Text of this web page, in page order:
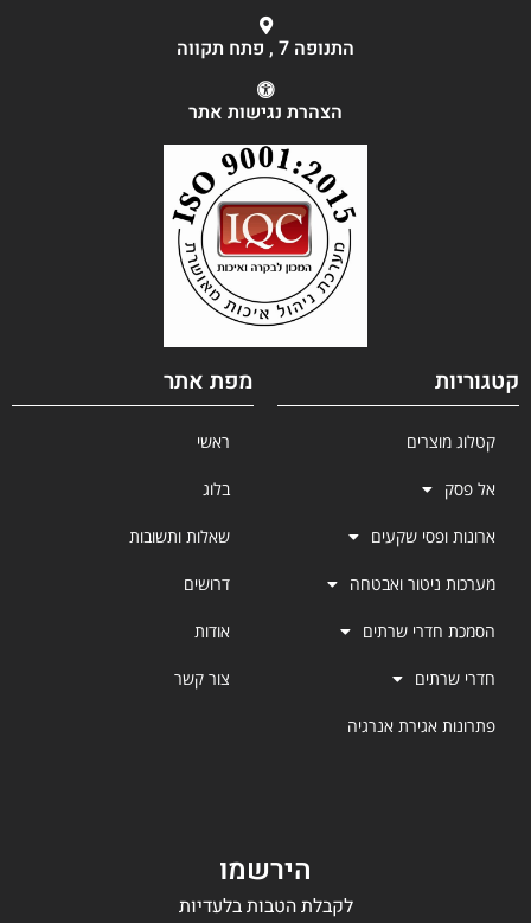
התנופה 7 , פתח תקווה
הצהרת נגישות אתר
קטגוריות
קטלוג מוצרים
אל פסק
ארונות ופסי שקעים
מערכות ניטור ואבטחה
הסמכת חדרי שרתים
חדרי שרתים
פתרונות אגירת אנרגיה
מפת אתר
ראשי
בלוג
שאלות ותשובות
דרושים
אודות
צור קשר
הירשמו
לקבלת הטבות בלעדיות